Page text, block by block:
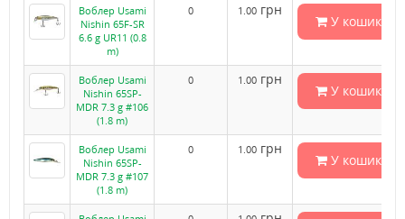
Воблер Usami
Nishin 65F-SR
6.6 g UR11 (0.8
m)
0 1.00 грн
У кошик
Воблер Usami
Nishin 65SP-
MDR 7.3 g #106
(1.8 m)
0 1.00 грн
У кошик
Воблер Usami
Nishin 65SP-
MDR 7.3 g #107
(1.8 m)
0 1.00 грн
У кошик